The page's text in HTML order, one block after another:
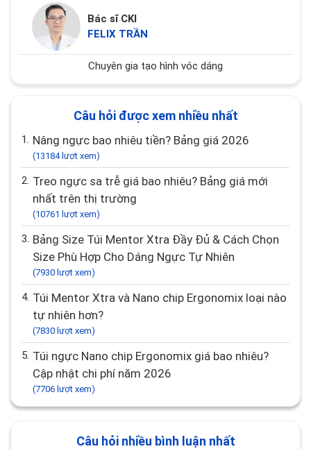
Bác sĩ CKI
FELIX TRẦN
Chuyên gia tạo hình vóc dáng
Câu hỏi được xem nhiều nhất
1. Nâng ngực bao nhiêu tiền? Bảng giá 2026
(13184 lượt xem)
2. Treo ngực sa trễ giá bao nhiêu? Bảng giá mới
nhất trên thị trường
(10761 lượt xem)
3. Bảng Size Túi Mentor Xtra Đầy Đủ & Cách Chọn
Size Phù Hợp Cho Dáng Ngực Tự Nhiên
(7930 lượt xem)
4. Túi Mentor Xtra và Nano chip Ergonomix loại nào
tự nhiên hơn?
(7830 lượt xem)
5. Túi ngực Nano chip Ergonomix giá bao nhiêu?
Cập nhật chi phí năm 2026
(7706 lượt xem)
Câu hỏi nhiều bình luận nhất